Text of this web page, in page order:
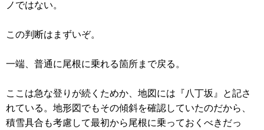
ノではない。
この判断はまずいぞ。
一端、普通に尾根に乗れる箇所まで戻る。
ここは急な登りが続くためか、地図には『八丁坂』と記さ
れている。地形図でもその傾斜を確認していたのだから、
積雪具合も考慮して最初から尾根に乗っておくべきだっ